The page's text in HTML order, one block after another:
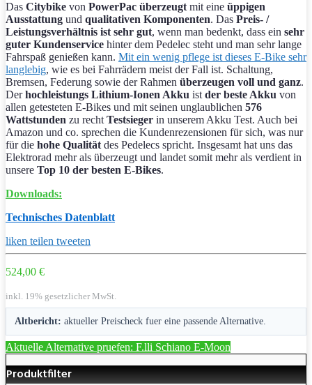
Das Citybike von PowerPac überzeugt mit eine üppigen
Ausstattung und qualitativen Komponenten. Das Preis- /
Leistungsverhältnis ist sehr gut, wenn man bedenkt, dass ein sehr
guter Kundenservice hinter dem Pedelec steht und man sehr lange
Fahrspaß genießen kann. Mit ein wenig pflege ist dieses E-Bike sehr
langlebig, wie es bei Fahrrädern meist der Fall ist. Schaltung,
Bremsen, Federung sowie der Rahmen überzeugen voll und ganz.
Derhochleistungs Lithium-Ionen Akku ist der beste Akku von
allen getesteten E-Bikes und mit seinen unglaublichen 576
Wattstunden zu recht Testsieger in unserem Akku Test. Auch bei
Amazon und co. sprechen die Kundenrezensionen für sich, was nur
für die hohe Qualität des Pedelecs spricht. Insgesamt hat uns das
Elektrorad mehr als überzeugt und landet somit mehr als verdient in
unsere Top 10 der besten E-Bikes.
Downloads:
Technisches Datenblatt
liken teilen tweeten
524,00 €
inkl. 19% gesetzlicher MwSt.
Altbericht: aktueller Preischeck fuer eine passende Alternative.
Aktuelle Alternative pruefen: F.lli Schiano E-Moon
Produktfilter